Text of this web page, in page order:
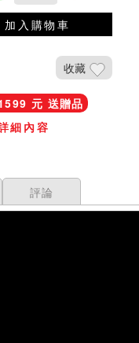
加入購物車
收藏
元 送贈品
細內容
評論